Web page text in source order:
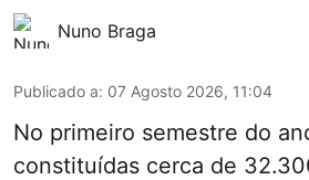
Nuno Braga
Publicado a: 07 Agosto 2026, 11:04
No primeiro semestre do
constituídas cerca de